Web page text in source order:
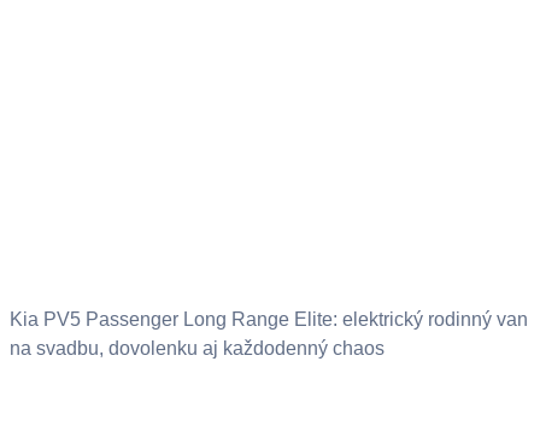
Kia PV5 Passenger Long Range Elite: elektrický rodinný van
na svadbu, dovolenku aj každodenný chaos